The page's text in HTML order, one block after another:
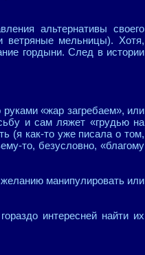
альтернативы своего
ветряные мельницы). Хотя,
гордыни. След в истории
«жар загребаем», или
и сам ляжет «грудью на
(я как-то уже писала о том,
то, безусловно, «благому
манипулировать или
интересней найти их